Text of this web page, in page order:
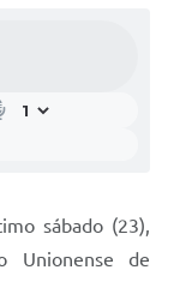
sábado (23),
Unionense de